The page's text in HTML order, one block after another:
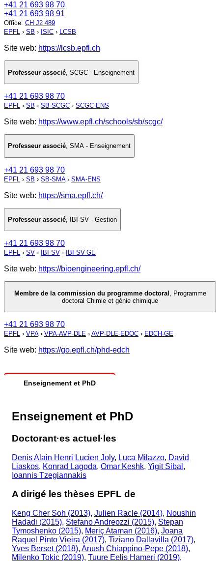
+41 21 693 98 70
+41 21 693 98 91
Office: CH J2 489
EPFL › SB › ISIC › LCSB
Site web: https://lcsb.epfl.ch
Professeur associé SCGC - Enseignement
+41 21 693 98 70
EPFL › SB › SB-SCGC › SCGC-ENS
Site web: https://www.epfl.ch/schools/sb/scgc/
Professeur associé, SMA - Enseignement
+41 21 693 98 70
EPFL › SB › SB-SMA› SMA-ENS
Site web: https://sma.epfl.ch/
Professeur associé, IBI-SV - Gestion
+41 21 693 98 70
EPFL › SV › IBI-SV › IBI-SV-GE
Site web: https://bioengineering.epfl.ch/
Membre de la commission du programme doctoral
Programme
doctoral Chimie et génie chimique
+41 21 693 98 70
EPFL › VPA› VPA-AVP-DLE › AVP-DLE-EDOC › EDCH-GE
Site web: https://go.epfl.ch/phd-edch
Enseignement et PhD
Enseignement et PhD
Doctorant·es actuel·les
Denis Alain Henri Lucien Joly, Luca Milazzo, David
Liaskos, Konrad Lagoda, Omar Keshk, Yigit Sibal ,
Ioannis Tzegiannakis
A dirigé les thèses EPFL de
Keng Cher Soh (2013), Julien Racle (2014), Noushin
Hadadi (2015), Stefano Andreozzi (2015), Stepan
Tymoshenko (2015), Meriç Ataman (2016), Joana
Raquel Pinto Vieira (2017), Tiziano Dallavilla (2017),
Yves Berset (2018), Anush Chiappino-Pepe (2018),
Milenko Tokic (2019), Tuure Eelis Hameri (2019),